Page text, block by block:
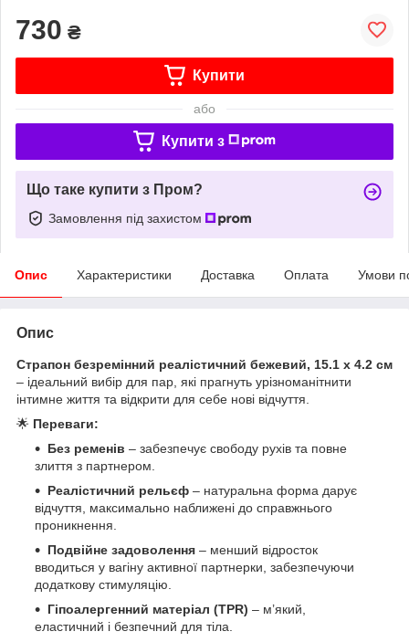
730 ₴
Купити
або
Купити з
Що таке купити з Пром?
Замовлення під захистом
Опис Характеристики Доставка Оплата Умови
Опис
Страпон безремінний реалістичний бежевий, 15.1 х 4.2 см
– ідеальний вибір для пар, які прагнуть урізноманітнити
інтимне життя та відкрити для себе нові відчуття.
🌟 Переваги:
Без ременів – забезпечує свободу рухів та повне
злиття з партнером.
Реалістичний рельєф – натуральна форма дарує
відчуття, максимально наближені до справжнього
проникнення.
Подвійне задоволення – менший відросток
вводиться у вагіну активної партнерки, забезпечуючи
додаткову стимуляцію.
Гіпоалергенний матеріал (TPR) – м’який,
еластичний і безпечний для тіла.